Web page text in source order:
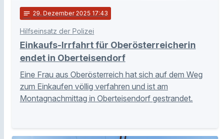
notes 29. Dezember 2025 17:43
Hilfseinsatz der Polizei
Einkaufs-Irrfahrt für Oberösterreicherin
endet in Oberteisendorf
Eine Frau aus Oberösterreich hat sich auf dem Weg
zum Einkaufen völlig verfahren und ist am
Montagnachmittag in Oberteisendorf gestrandet.